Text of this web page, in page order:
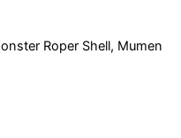
Roper Shell, Mumen